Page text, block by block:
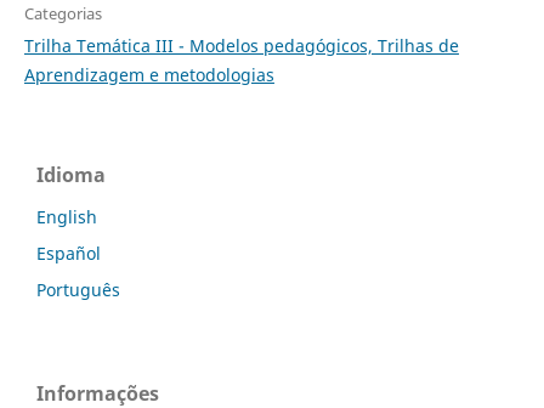
Categorias
Trilha Temática III - Modelos pedagógicos, Trilhas de
Aprendizagem e metodologias
Idioma
English
Español
Português
Informações